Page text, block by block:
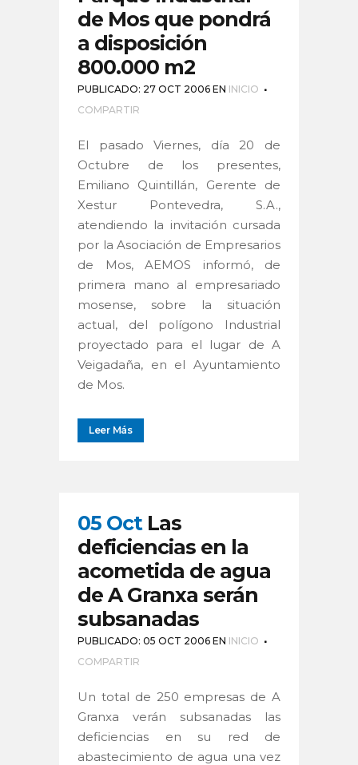
de Mos que pondrá
a disposición
800.000 m2
PUBLICADO: 27 OCT 2006 EN INICIO
COMPARTIR
El pasado Viernes, día 20 de
Octubre de los presentes,
Emiliano Quintillán, Gerente de
Xestur Pontevedra, S.A.,
atendiendo la invitación cursada
por la Asociación de Empresarios
de Mos, AEMOS informó, de
primera mano al empresariado
mosense, sobre la situación
actual, del polígono Industrial
proyectado para el lugar de A
Veigadaña, en el Ayuntamiento
de Mos.
Leer Más
05 Oct Las
deficiencias en la
acometida de agua
de A Granxa serán
subsanadas
PUBLICADO: 05 OCT 2006 EN INICIO
COMPARTIR
Un total de 250 empresas de A
Granxa verán subsanadas las
deficiencias en su red de
abastecimiento de agua una vez